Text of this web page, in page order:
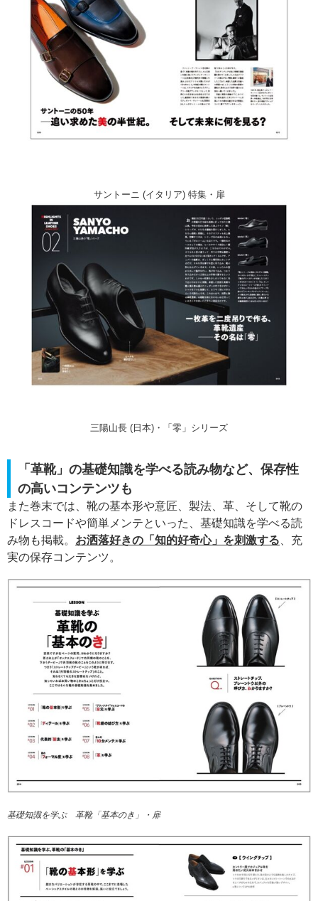
サントーニ (イタリア) 特集・扉
三陽山長 (日本)・「零」シリーズ
「革靴」の基礎知識を学べる読み物など、保存性
の高いコンテンツも
また巻末では、靴の基本形や意匠、製法、革、そして靴の
ドレスコードや簡単メンテといった、基礎知識を学べる読
み物も掲載。 お洒落好きの「知的好奇心」を刺激する 、充
実の保存コンテンツ。
基礎知識を学ぶ 革靴「基本のき」・扉